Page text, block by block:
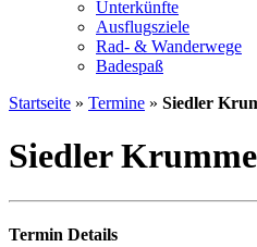
Unterkünfte
Ausflugsziele
Rad- & Wanderwege
Badespaß
Startseite » Termine » Siedler
Siedler
Termin Details